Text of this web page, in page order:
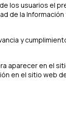
los usuarios
la Información
y
aparecer en el
en el sitio web